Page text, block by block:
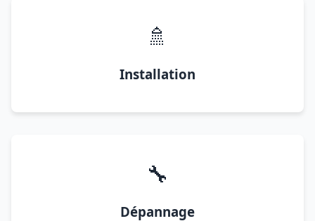
🚿
Installation
🔧
Dépannage